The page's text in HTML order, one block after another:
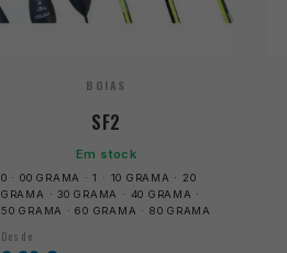
BOIAS
SF2
Em stock
0 · 00 GRAMA · 1 · 10 GRAMA · 20
GRAMA · 30 GRAMA · 40 GRAMA ·
50 GRAMA · 60 GRAMA · 80 GRAMA
Desde